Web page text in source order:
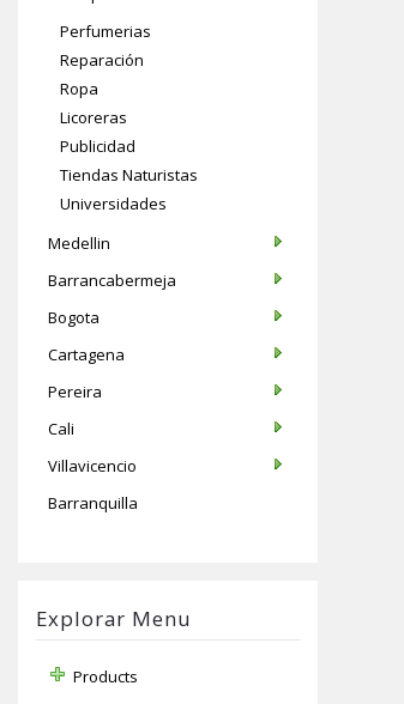
Perfumerias
Reparación
Ropa
Licoreras
Publicidad
Tiendas Naturistas
Universidades
Medellin
Barrancabermeja
Bogota
Cartagena
Pereira
Cali
Villavicencio
Barranquilla
Explorar Menu
Products